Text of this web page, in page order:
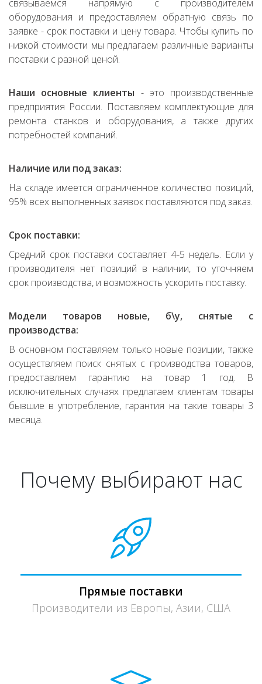
связываемся напрямую с производителем
оборудования и предоставляем обратную связь по
заявке - срок поставки и цену товара. Чтобы купить по
низкой стоимости мы предлагаем различные варианты
поставки с разной ценой.
Наши основные клиенты - это производственные
предприятия России. Поставляем комплектующие для
ремонта станков и оборудования, а также других
потребностей компаний.
Наличие или под заказ:
На складе имеется ограниченное количество позиций,
95% всех выполненных заявок поставляются под заказ.
Срок поставки:
Средний срок поставки составляет 4-5 недель. Если у
производителя нет позиций в наличии, то уточняем
срок производства, и возможность ускорить поставку.
Модели товаров новые, б\у, снятые с
производства:
В основном поставляем только новые позиции, также
осуществляем поиск снятых с производства товаров,
предоставляем гарантию на товар 1 год. В
исключительных случаях предлагаем клиентам товары
бывшие в употребление, гарантия на такие товары 3
месяца.
Почему выбирают нас
Прямые поставки
Производители из Европы, Азии, США